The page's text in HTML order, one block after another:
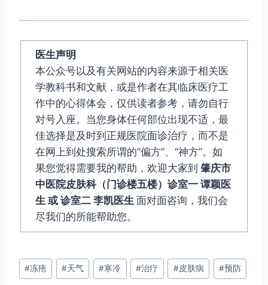
医生声明
本公众号以及有关网站的内容来源于相关医
学教科书和文献，或是作者在其临床医疗工
作中的心得体会，仅供读者参考，请勿自行
对号入座。当您身体任何部位出现不适，最
佳选择是及时到正规医院面诊治疗，而不是
在网上到处搜索所谓的“偏方”、“神方”。如
果您觉得需要我的帮助，欢迎大家到 肇庆市
中医院皮肤科（门诊楼五楼）诊室一 谭颖医
生 或 诊室二 李凯医生面对面咨询，我们会
尽我们的所能帮助您。
文
章
#冻疮 #天气 #寒冷 #治疗 #皮肤病 #预防